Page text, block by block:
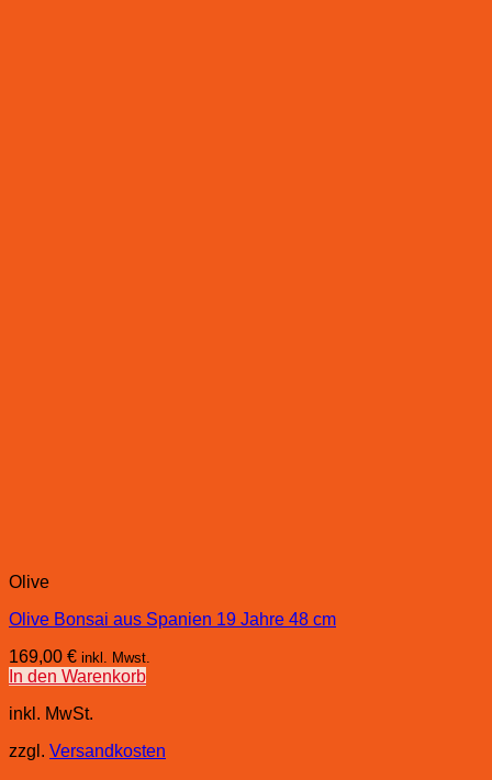
Olive
Olive Bonsai aus Spanien 19 Jahre 48 cm
169,00 € inkl. Mwst.
In den Warenkorb
inkl. MwSt.
zzgl. Versandkosten